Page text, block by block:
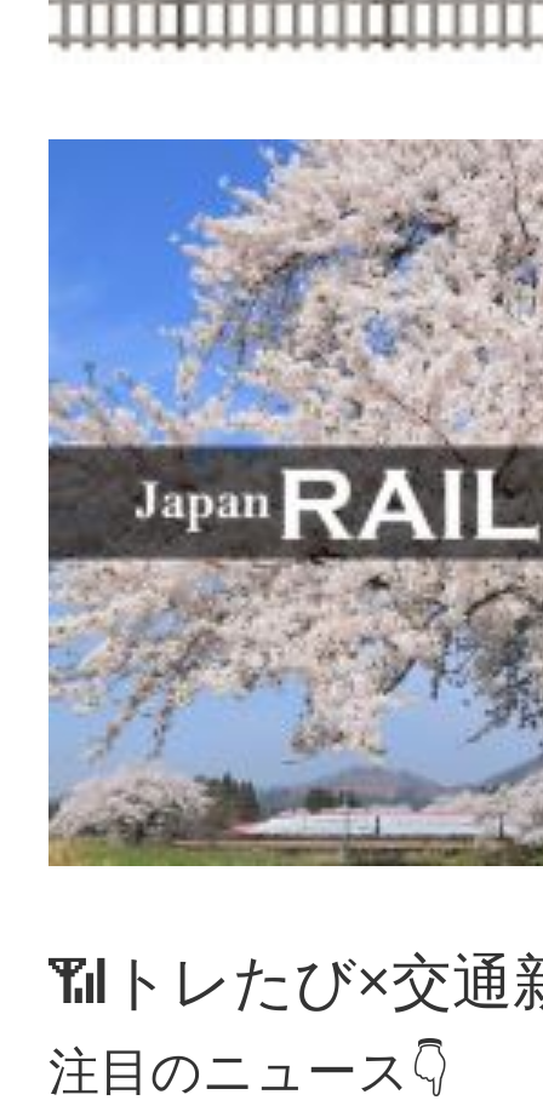
📶トレたび×交通
注目のニュース👇